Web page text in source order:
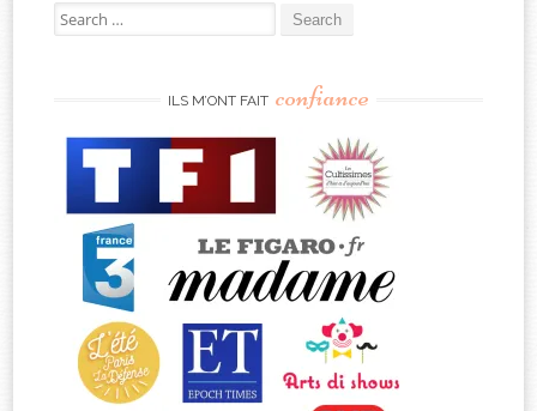
Search
for:
ILS M’ONT FAIT confiance